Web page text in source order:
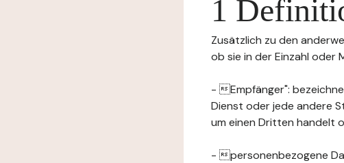
1
Zusätzlich zu den
ob sie in der Einzahl oder
- Empfänger":
Dienst oder jede andere
um einen Dritten handelt
- personenbezogene